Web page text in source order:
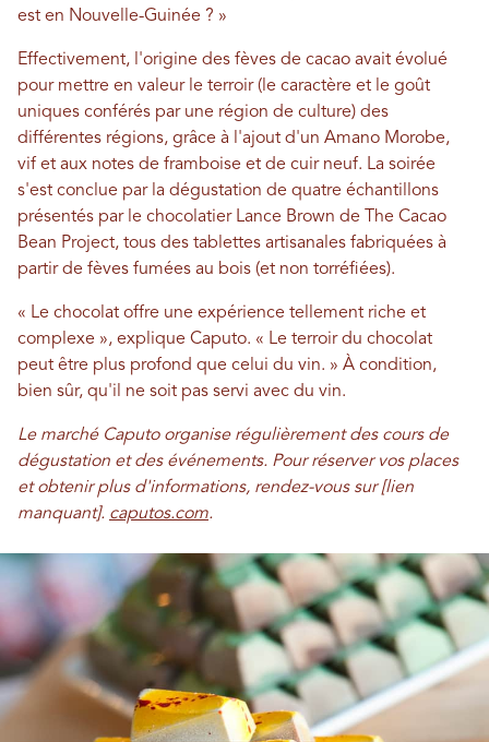
est en Nouvelle-Guinée ? »
Effectivement, l'origine des fèves de cacao avait évolué
pour mettre en valeur le terroir (le caractère et le goût
uniques conférés par une région de culture) des
différentes régions, grâce à l'ajout d'un Amano Morobe,
vif et aux notes de framboise et de cuir neuf. La soirée
s'est conclue par la dégustation de quatre échantillons
présentés par le chocolatier Lance Brown de The Cacao
Bean Project, tous des tablettes artisanales fabriquées à
partir de fèves fumées au bois (et non torréfiées).
« Le chocolat offre une expérience tellement riche et
complexe », explique Caputo. « Le terroir du chocolat
peut être plus profond que celui du vin. » À condition,
bien sûr, qu'il ne soit pas servi avec du vin.
Le marché Caputo organise régulièrement des cours de
dégustation et des événements. Pour réserver vos places
et obtenir plus d'informations, rendez-vous sur [lien
manquant]. caputos.com.